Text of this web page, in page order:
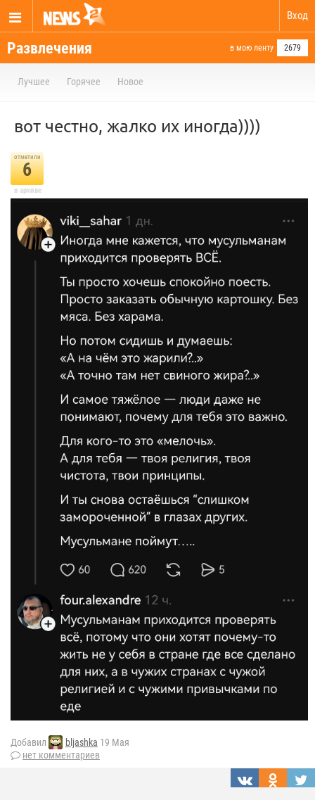
Вход
Развлечения в мою ленту 2679
Лучшее Горячее Новое
вот честно, жалко их иногда))))
отметили
6
в архиве
Добавил bljashka 19 Мая
нет комментариев